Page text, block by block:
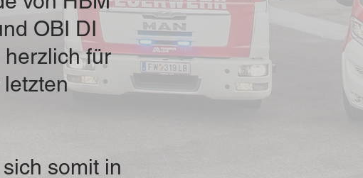
OBI DI
für
somit in